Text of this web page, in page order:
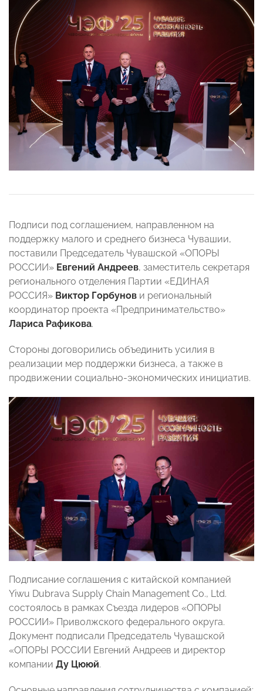
Подписи под соглашением, направленном на
поддержку малого и среднего бизнеса Чувашии,
поставили Председатель Чувашской «ОПОРЫ
РОССИИ» Евгений Андреев, заместитель секретаря
регионального отделения Партии «ЕДИНАЯ
РОССИЯ» Виктор Горбунов и региональный
координатор проекта «Предпринимательство»
Лариса Рафикова.
Стороны договорились объединить усилия в
реализации мер поддержки бизнеса, а также в
продвижении социально-экономических инициатив.
Подписание соглашения с китайской компанией
Yiwu Dubrava Supply Chain Management Co., Ltd.
состоялось в рамках Съезда лидеров «ОПОРЫ
РОССИИ» Приволжского федерального округа.
Документ подписали Председатель Чувашской
«ОПОРЫ РОССИИ Евгений Андреев и директор
компании Ду Цююй.